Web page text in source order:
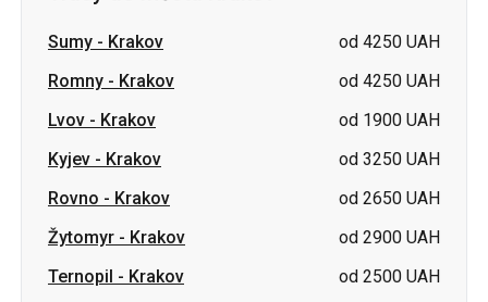
Sumy - Krakov
od 4250 UAH
Romny - Krakov
od 4250 UAH
Lvov - Krakov
od 1900 UAH
Kyjev - Krakov
od 3250 UAH
Rovno - Krakov
od 2650 UAH
Žytomyr - Krakov
od 2900 UAH
Ternopil - Krakov
od 2500 UAH